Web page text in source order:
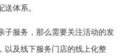
送体系。
子服务，那么需要关注活动的发
以及线下服务门店的线上化整